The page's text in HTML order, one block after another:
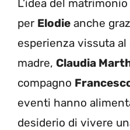
L’idea del
per Elodie anche
esperienza vissuta
madre, Claudia
compagno
eventi hanno
desiderio di vivere